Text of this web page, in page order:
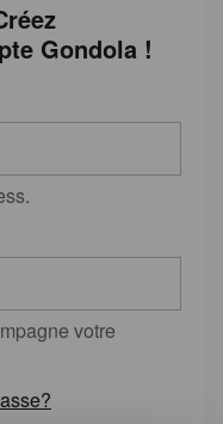
Gondola !
votre